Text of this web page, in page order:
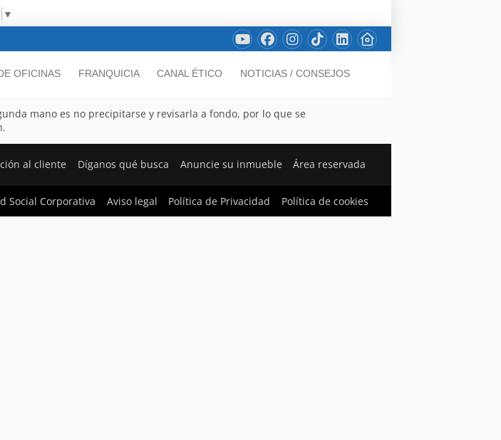
▼
OFICINAS FRANQUICIA CANAL ÉTICO NOTICIAS / CONSEJOS
mano es no precipitarse y revisarla a fondo, por lo que se
al cliente Díganos qué busca Anuncie su inmueble Área reservada
Social Corporativa Aviso legal Política de Privacidad Política de cookies